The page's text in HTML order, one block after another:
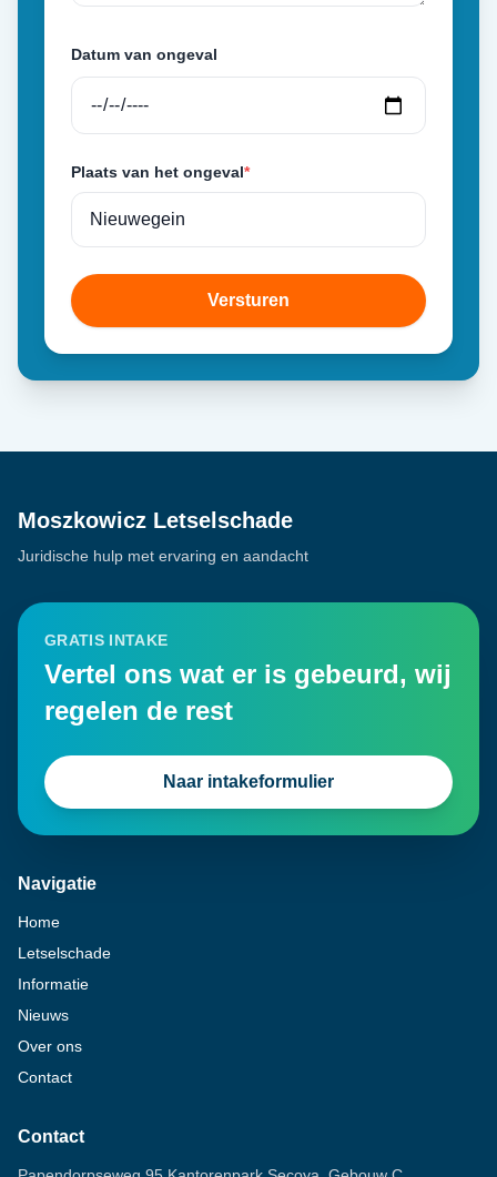
Datum van ongeval
Plaats van het ongeval*
Versturen
Moszkowicz Letselschade
Juridische hulp met ervaring en aandacht
GRATIS INTAKE
Vertel ons wat er is gebeurd, wij
regelen de rest
Naar intakeformulier
Navigatie
Home
Letselschade
Informatie
Nieuws
Over ons
Contact
Contact